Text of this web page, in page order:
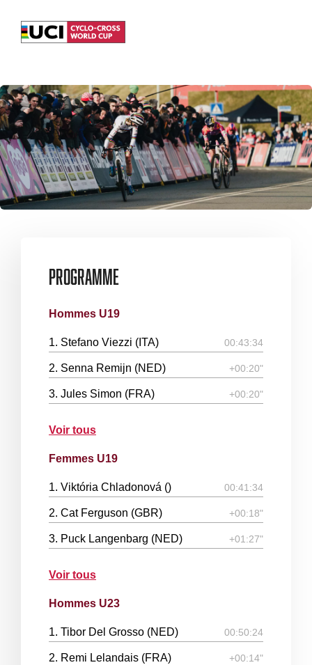
Programme
Hommes U19
1. Stefano Viezzi (ITA) 00:43:34
2. Senna Remijn (NED) +00:20"
3. Jules Simon (FRA) +00:20"
Voir tous
Femmes U19
1. Viktória Chladonová () 00:41:34
2. Cat Ferguson (GBR) +00:18"
3. Puck Langenbarg (NED) +01:27"
Voir tous
Hommes U23
1. Tibor Del Grosso (NED) 00:50:24
2. Remi Lelandais (FRA) +00:14"